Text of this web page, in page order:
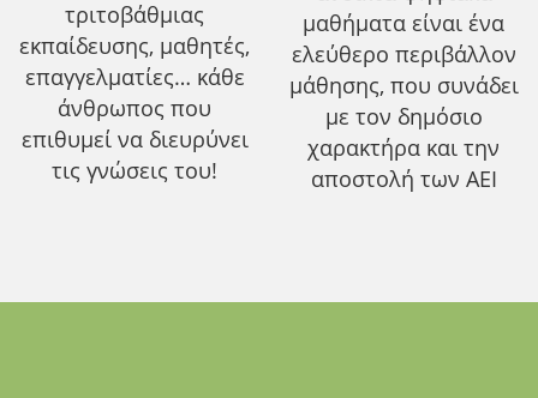
τριτοβάθμιας
εκπαίδευσης, μαθητές,
επαγγελματίες… κάθε
άνθρωπος που
επιθυμεί να διευρύνει
τις γνώσεις του!
μαθήματα είναι ένα
ελεύθερο περιβάλλον
μάθησης, που συνάδει
με τον δημόσιο
χαρακτήρα και την
αποστολή των ΑΕΙ